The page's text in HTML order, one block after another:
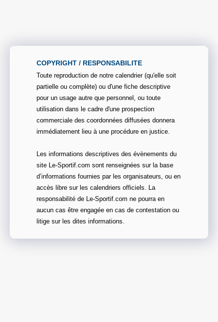
COPYRIGHT / RESPONSABILITE
Toute reproduction de notre calendrier (qu'elle soit
partielle ou complète) ou d'une fiche descriptive
pour un usage autre que personnel, ou toute
utilisation dans le cadre d'une prospection
commerciale des coordonnées diffusées donnera
immédiatement lieu à une procédure en justice.
Les informations descriptives des évènements du
site Le-Sportif.com sont renseignées sur la base
d’informations fournies par les organisateurs, ou en
accès libre sur les calendriers officiels. La
responsabilité de Le-Sportif.com ne pourra en
aucun cas être engagée en cas de contestation ou
litige sur les dites informations.